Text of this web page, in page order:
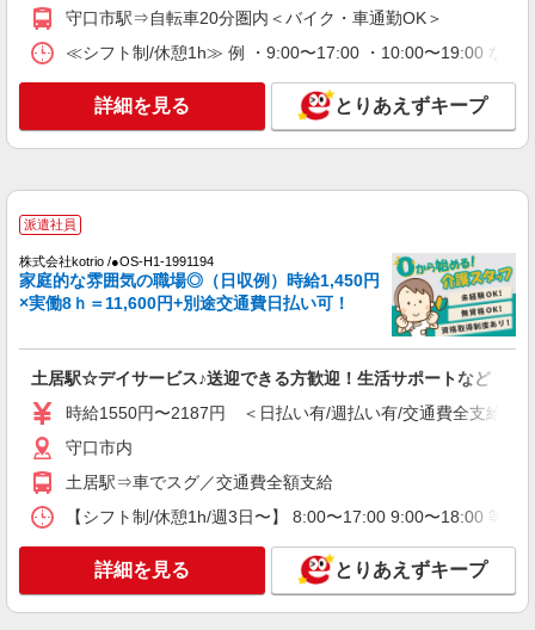
キープ 詳細を見る
株式会社kotrio /●OS-H1-1990494
＜土居駅＞障がい者支援員募集！≪面接なし
守口市内
キープ 詳細を見る
株式会社kotrio /●OS-H1-2092519
守口市駅の就労支援施設＊福祉の経験/スキル
支給(ガソリン代含む)＞
守口市 ★来社不要
キープ 詳細を見る
守口市駅⇒自転車20分圏内＜バイク・車通勤OK＞
≪シフト制/休憩1h≫ 例 ・9:00〜17:00 ・10:00〜19:00 など
詳細を見る とりあえずキープ
派遣社員
株式会社kotrio /●OS-H1-1991194
家庭的な雰囲気の職場◎（日収例）時給1,450円
×実働8ｈ＝11,600円+別途交通費日払い可！
土居駅☆デイサービス♪送迎できる方歓迎！生活サポートなど
時給1550円〜2187円 ＜日払い有/週払い有/交通費全支給(ガ
守口市内
土居駅⇒車でスグ／交通費全額支給
【シフト制/休憩1h/週3日〜】 8:00〜17:00 9:00〜18:00 等 ※
詳細を見る とりあえずキープ